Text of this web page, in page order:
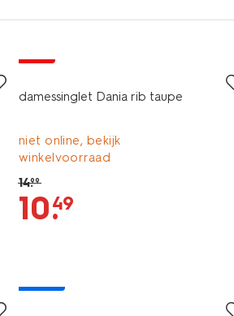
damessinglet Dania rib taupe
niet online, bekijk
winkelvoorraad
14.99
10.
49